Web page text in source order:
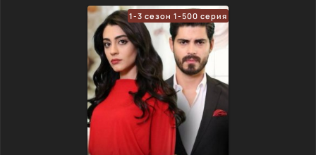
1-3 сезон 1-500 серия